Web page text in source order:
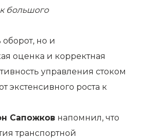
большого
но и
оценка и корректная
управления стоком
экстенсивного роста к
Сапожков напомнил, что
транспортной